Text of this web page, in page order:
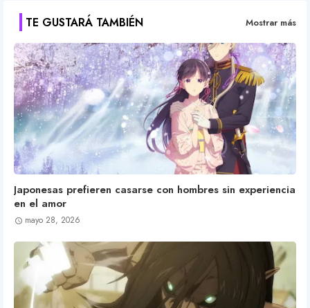
TE GUSTARÁ TAMBIÉN Mostrar más
Japonesas prefieren casarse con hombres sin experiencia
en el amor
mayo 28, 2026